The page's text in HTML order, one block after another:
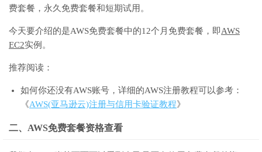
费套餐，永久免费套餐和短期试用。
今天要介绍的是AWS免费套餐中的12个月免费套餐，即AWS
EC2实例。
推荐阅读：
如何你还没有AWS账号，详细的AWS注册教程可以参考：
《AWS(亚马逊云)注册与信用卡验证教程》
二、AWS免费套餐资格查看